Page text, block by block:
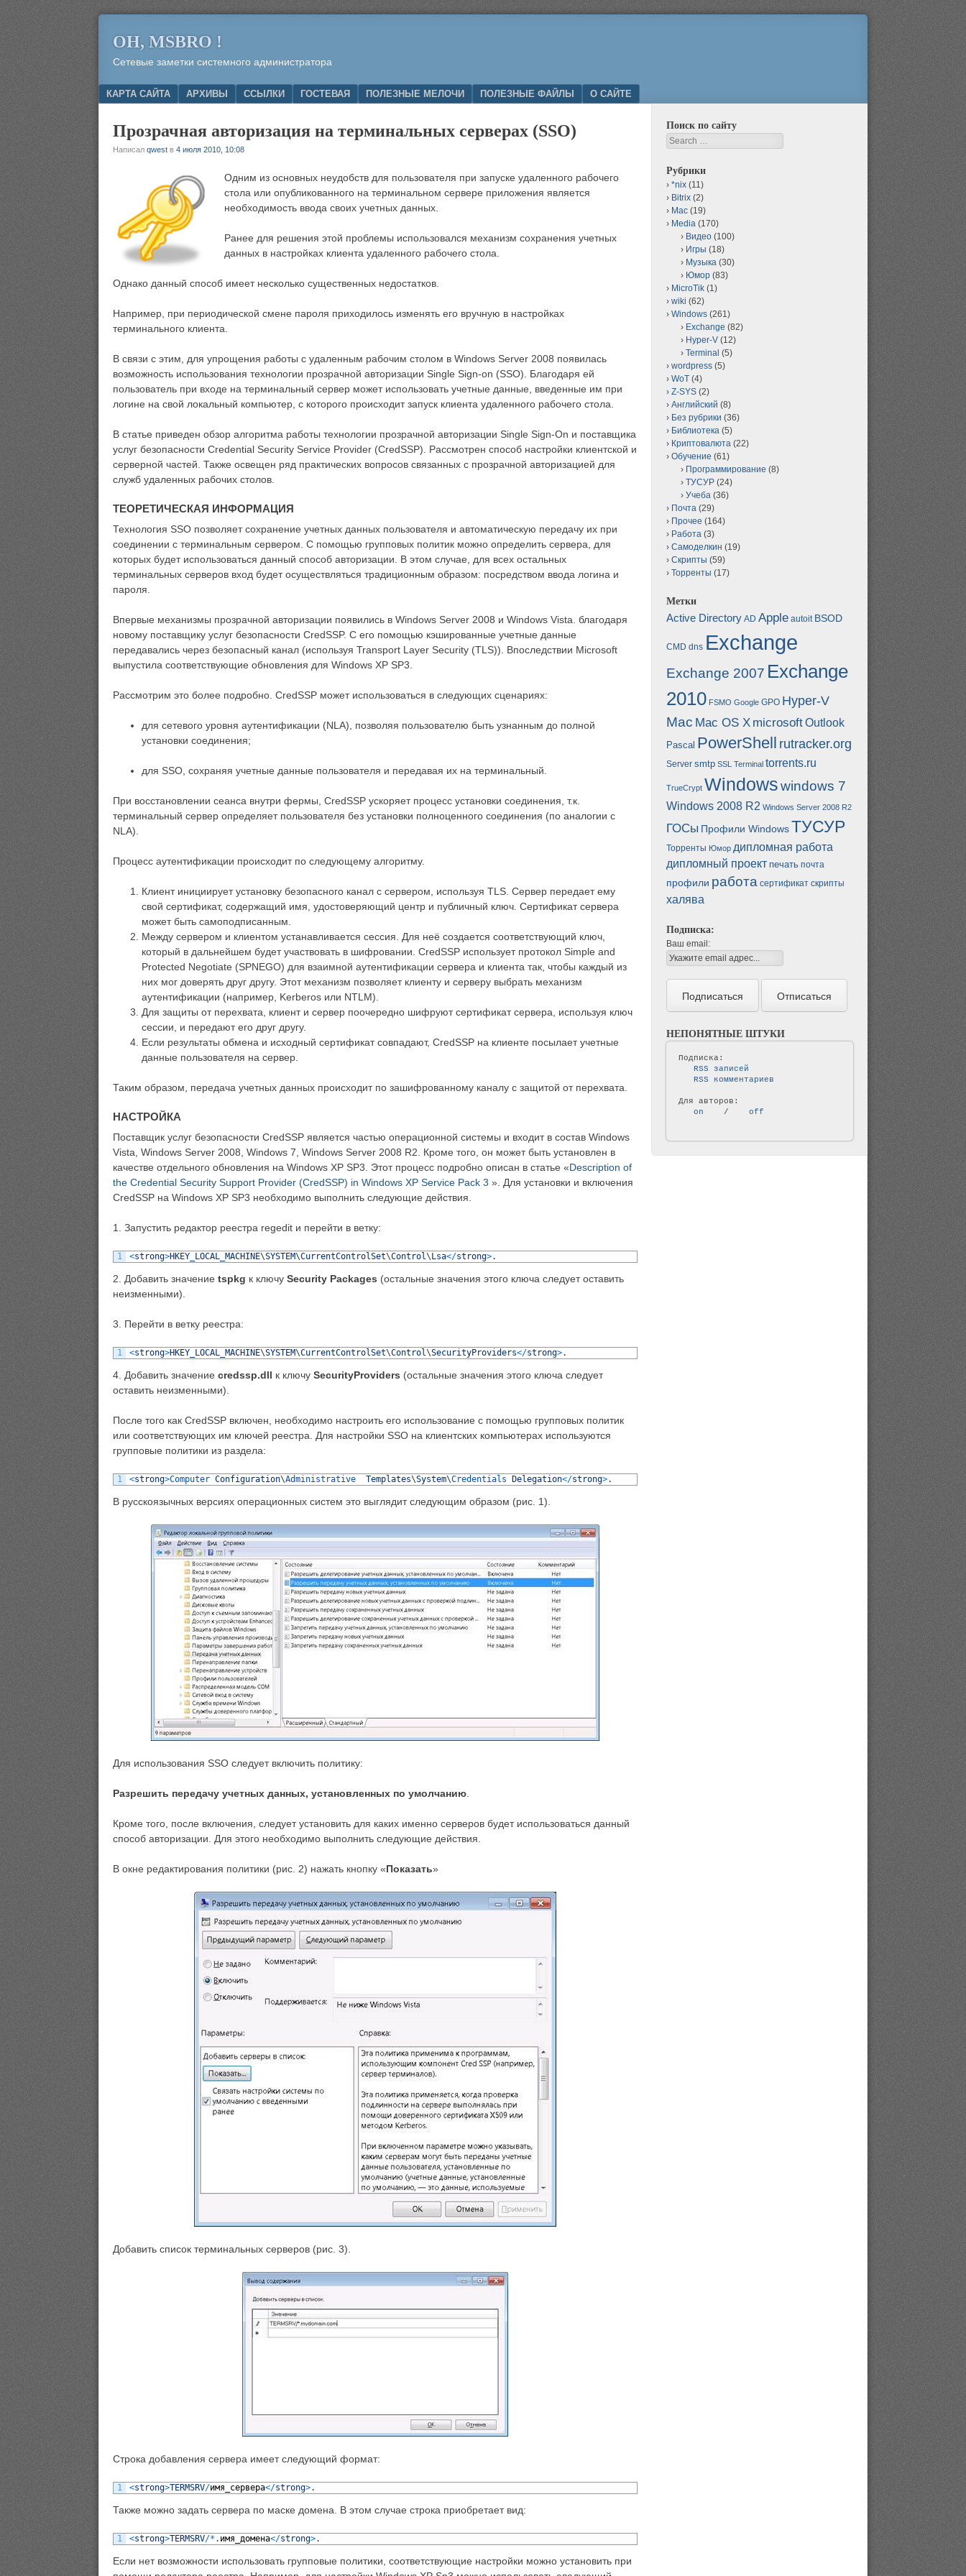
OH, MSBRO !
Сетевые заметки системного администратора
Menu
SKIP TO CONTENT
КАРТА САЙТА АРХИВЫ ССЫЛКИ ГОСТЕВАЯ ПОЛЕЗНЫЕ МЕЛОЧИ ПОЛЕЗНЫЕ ФАЙЛЫ О САЙТЕ
Прозрачная авторизация на терминальных серверах (SSO)
Написал qwest в 4 июля 2010, 10:08
Одним из основных неудобств для пользователя при запуске удаленного рабочего
стола или опубликованного на терминальном сервере приложения является
необходимость ввода своих учетных данных.
Ранее для решения этой проблемы использовался механизм сохранения учетных
данных в настройках клиента удаленного рабочего стола.
Однако данный способ имеет несколько существенных недостатков.
Например, при периодической смене пароля приходилось изменять его вручную в настройках
терминального клиента.
В связи с этим, для упрощения работы с удаленным рабочим столом в Windows Server 2008 появилась
возможность использования технологии прозрачной авторизации Single Sign-on (SSO). Благодаря ей
пользователь при входе на терминальный сервер может использовать учетные данные, введенные им при
логине на свой локальный компьютер, с которого происходит запуск клиента удаленного рабочего стола.
В статье приведен обзор алгоритма работы технологии прозрачной авторизации Single Sign-On и поставщика
услуг безопасности Credential Security Service Provider (CredSSP). Рассмотрен способ настройки клиентской и
серверной частей. Также освещен ряд практических вопросов связанных с прозрачной авторизацией для
служб удаленных рабочих столов.
ТЕОРЕТИЧЕСКАЯ ИНФОРМАЦИЯ
Технология SSO позволяет сохранение учетных данных пользователя и автоматическую передачу их при
соединении с терминальным сервером. С помощью групповых политик можно определить сервера, для
которых будет использоваться данный способ авторизации. В этом случае, для всех остальных
терминальных серверов вход будет осуществляться традиционным образом: посредством ввода логина и
пароля.
Впервые механизмы прозрачной авторизации появились в Windows Server 2008 и Windows Vista. благодаря
новому поставщику услуг безопасности CredSSP. С его помощью кэшированные учетные данные
передавались через безопасный канал (используя Transport Layer Security (TLS)). Впоследствии Microsoft
выпустила соответствующие обновления для Windows XP SP3.
Рассмотрим это более подробно. CredSSP может использоваться в следующих сценариях:
для сетевого уровня аутентификации (NLA), позволяя пользователю быть узнанным до полной
установки соединения;
для SSO, сохраняя учетные данные пользователя и передавая их на терминальный.
При восстановлении сеанса внутри фермы, CredSSP ускоряет процесс установки соединения, т.к.
терминальный сервер определяет пользователя без установки полноценного соединения (по аналогии c
NLA).
Процесс аутентификации происходит по следующему алгоритму.
Клиент инициирует установку безопасного канал с сервером, используя TLS. Сервер передает ему
свой сертификат, содержащий имя, удостоверяющий центр и публичный ключ. Сертификат сервера
может быть самоподписанным.
Между сервером и клиентом устанавливается сессия. Для неё создается соответствующий ключ,
который в дальнейшем будет участвовать в шифровании. CredSSP использует протокол Simple and
Protected Negotiate (SPNEGO) для взаимной аутентификации сервера и клиента так, чтобы каждый из
них мог доверять друг другу. Этот механизм позволяет клиенту и серверу выбрать механизм
аутентификации (например, Kerberos или NTLM).
Для защиты от перехвата, клиент и сервер поочередно шифруют сертификат сервера, используя ключ
сессии, и передают его друг другу.
Если результаты обмена и исходный сертификат совпадают, CredSSP на клиенте посылает учетные
данные пользователя на сервер.
Таким образом, передача учетных данных происходит по зашифрованному каналу с защитой от перехвата.
НАСТРОЙКА
Поставщик услуг безопасности CredSSP является частью операционной системы и входит в состав Windows
Vista, Windows Server 2008, Windows 7, Windows Server 2008 R2. Кроме того, он может быть установлен в
качестве отдельного обновления на Windows XP SP3. Этот процесс подробно описан в статье «Description of
the Credential Security Support Provider (CredSSP) in Windows XP Service Pack 3 ». Для установки и включения
CredSSP на Windows XP SP3 необходимо выполнить следующие действия.
1. Запустить редактор реестра regedit и перейти в ветку:
1 <strong>HKEY_LOCAL_MACHINE\SYSTEM\CurrentControlSet\Control\ Lsa</strong>.
2. Добавить значение tspkg к ключу Security Packages (остальные значения этого ключа следует оставить
неизменными).
3. Перейти в ветку реестра:
1 <strong>HKEY_LOCAL_MACHINE\SYSTEM\CurrentControlSet\Control\SecurityProviders</strong>.
4. Добавить значение credssp.dll к ключу SecurityProviders (остальные значения этого ключа следует
оставить неизменными).
После того как CredSSP включен, необходимо настроить его использование с помощью групповых политик
или соответствующих им ключей реестра. Для настройки SSO на клиентских компьютерах используются
групповые политики из раздела:
1 <strong>Computer Configuration\Administrative Templates\System\Credentials Delegation</strong>.
В русскоязычных версиях операционных систем это выглядит следующим образом (рис. 1).
Для использования SSO следует включить политику:
Разрешить передачу учетных данных, установленных по умолчанию
Кроме того, после включения, следует установить для каких именно серверов будет использоваться данный
способ авторизации. Для этого необходимо выполнить следующие действия.
В окне редактирования политики (рис. 2) нажать кнопку «Показать»
Добавить список терминальных серверов (рис. 3).
Строка добавления сервера имеет следующий формат:
1 <strong>TERMSRV/имя сервера</strong>.
Также можно задать сервера по маске домена. В этом случае строка приобретает вид:
1 <strong>TERMSRV/* . имя домена</strong>.
Если нет возможности использовать групповые политики, соответствующие настройки можно установить при
Поиск по сайту
Search
Рубрики
*nix (11)
Bitrix (2)
Mac (19)
Media (170)
Видео (100)
Игры (18)
Музыка (30)
Юмор (83)
MicroTik (1)
wiki (62)
Windows (261)
Exchange (82)
Hyper-V (12)
Terminal (5)
wordpress (5)
WoT (4)
Z-SYS (2)
Английский (8)
Без рубрики (36)
Библиотека (5)
Криптовалюта (22)
Обучение (61)
Программирование (8)
ТУСУР (24)
Учеба (36)
Почта (29)
Прочее (164)
Работа (3)
Самоделкин (19)
Скрипты (59)
Торренты (17)
Метки
Active Directory AD Apple autoit BSOD
CMD dns Exchange
Exchange 2007 Exchange
2010 FSMO Google GPO Hyper-V
Mac Mac OS X microsoftOutlook
Pascal PowerShell rutracker.org
Server smtp SSL Terminal torrents.ru
TrueCrypt Windowswindows 7
Windows 2008 R2 Windows Server 2008 R2
ГОСы Профили WindowsТУСУР
Торренты Юмор дипломная работа
дипломный проект печать почта
профили работа сертификат скрипты
халява
Подписка:
Ваш email:
НЕПОНЯТНЫЕ ШТУКИ
   RSS записей
   RSS комментариев
   on
/
   off